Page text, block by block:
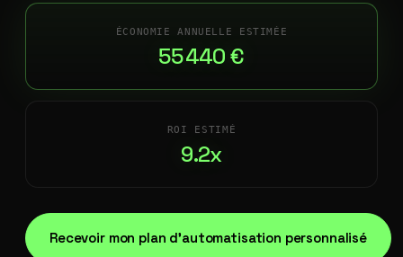
ÉCONOMIE ANNUELLE ESTIMÉE
55 440 €
ROI ESTIMÉ
9.2x
Recevoir mon plan d'automatisation personnalisé